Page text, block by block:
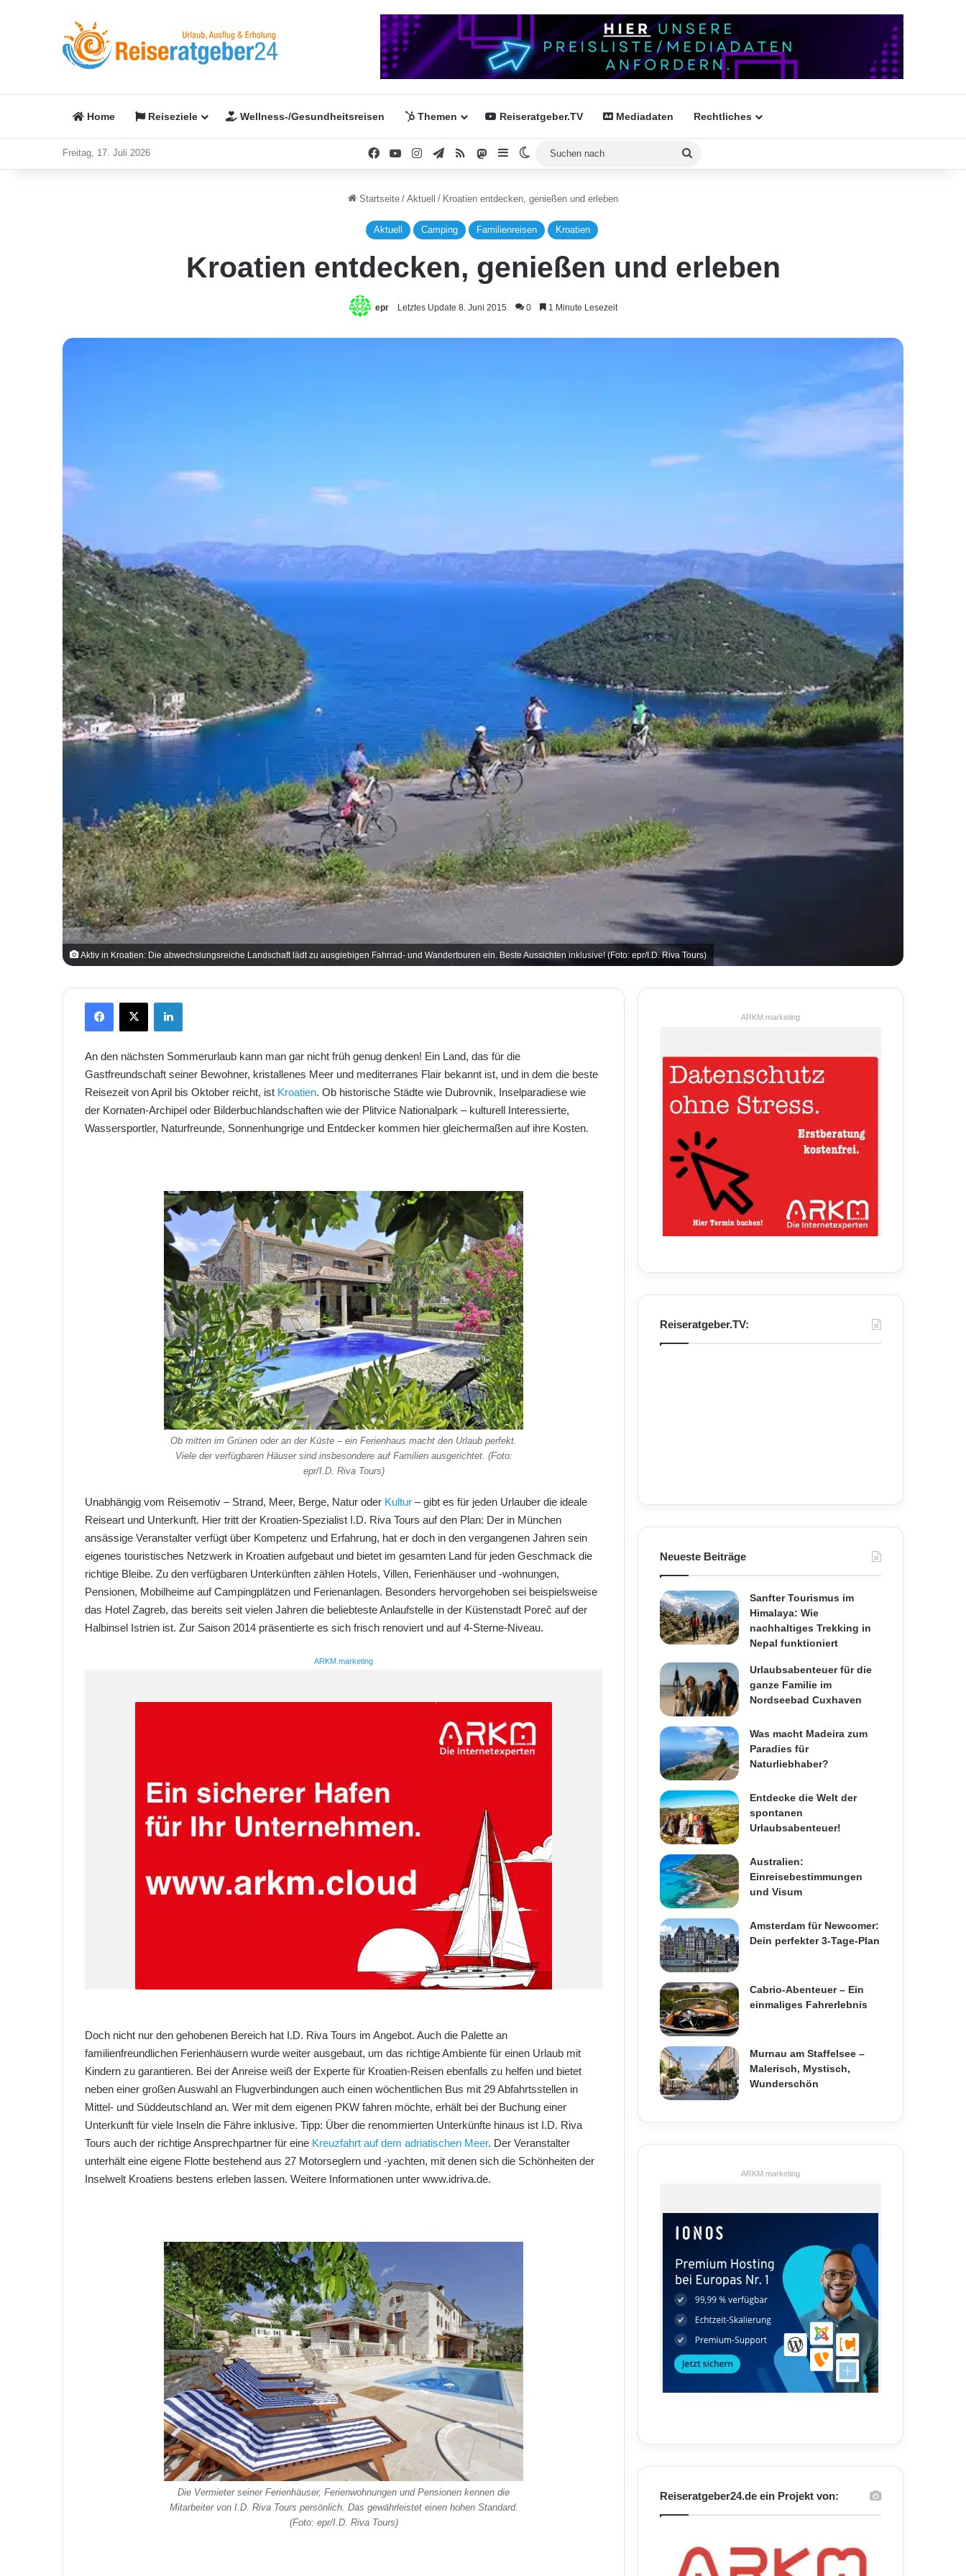
Home Reiseziele Wellness-/Gesundheitsreisen Themen Reiseratgeber.TV Mediadaten Rechtliches
Freitag, 17. Juli 2026 FacebookYouTubeInstagramTelegram
RSS Mastodon
SidebarSkin umschalten
Startseite / Aktuell / Kroatien entdecken, genießen und erleben
Aktuell Camping Familienreisen Kroatien
Kroatien entdecken, genießen und erleben
epr Letztes Update 8. Juni 2015 0 1 Minute Lesezeit
Aktiv in Kroatien: Die abwechslungsreiche Landschaft lädt zu ausgiebigen Fahrrad- und Wandertouren ein. Beste Aussichten inklusive! (Foto: epr/I.D. Riva Tours)
X
An den nächsten Sommerurlaub kann man gar nicht früh genug denken! Ein Land, das für die
Gastfreundschaft seiner Bewohner, kristallenes Meer und mediterranes Flair bekannt ist, und in dem die beste
Reisezeit von April bis Oktober reicht, ist Kroatien. Ob historische Städte wie Dubrovnik, Inselparadiese wie
der Kornaten-Archipel oder Bilderbuchlandschaften wie der Plitvice Nationalpark – kulturell Interessierte,
Wassersportler, Naturfreunde, Sonnenhungrige und Entdecker kommen hier gleichermaßen auf ihre Kosten.
Ob mitten im Grünen oder an der Küste – ein Ferienhaus macht den Urlaub perfekt.
Viele der verfügbaren Häuser sind insbesondere auf Familien ausgerichtet. (Foto:
epr/I.D. Riva Tours)
Unabhängig vom Reisemotiv – Strand, Meer, Berge, Natur oder Kultur – gibt es für jeden Urlauber die ideale
Reiseart und Unterkunft. Hier tritt der Kroatien-Spezialist I.D. Riva Tours auf den Plan: Der in München
ansässige Veranstalter verfügt über Kompetenz und Erfahrung, hat er doch in den vergangenen Jahren sein
eigenes touristisches Netzwerk in Kroatien aufgebaut und bietet im gesamten Land für jeden Geschmack die
richtige Bleibe. Zu den verfügbaren Unterkünften zählen Hotels, Villen, Ferienhäuser und -wohnungen,
Pensionen, Mobilheime auf Campingplätzen und Ferienanlagen. Besonders hervorgehoben sei beispielsweise
das Hotel Zagreb, das bereits seit vielen Jahren die beliebteste Anlaufstelle in der Küstenstadt Poreč auf der
Halbinsel Istrien ist. Zur Saison 2014 präsentierte es sich frisch renoviert und auf 4-Sterne-Niveau.
ARKM.marketing
Doch nicht nur den gehobenen Bereich hat I.D. Riva Tours im Angebot. Auch die Palette an
familienfreundlichen Ferienhäusern wurde weiter ausgebaut, um das richtige Ambiente für einen Urlaub mit
Kindern zu garantieren. Bei der Anreise weiß der Experte für Kroatien-Reisen ebenfalls zu helfen und bietet
neben einer großen Auswahl an Flugverbindungen auch einen wöchentlichen Bus mit 29 Abfahrtsstellen in
Mittel- und Süddeutschland an. Wer mit dem eigenen PKW fahren möchte, erhält bei der Buchung einer
Unterkunft für viele Inseln die Fähre inklusive. Tipp: Über die renommierten Unterkünfte hinaus ist I.D. Riva
Tours auch der richtige Ansprechpartner für eine Kreuzfahrt auf dem adriatischen Meer. Der Veranstalter
unterhält eine eigene Flotte bestehend aus 27 Motorseglern und -yachten, mit denen sich die Schönheiten der
Inselwelt Kroatiens bestens erleben lassen. Weitere Informationen unter www.idriva.de.
Die Vermieter seiner Ferienhäuser, Ferienwohnungen und Pensionen kennen die
Mitarbeiter von I.D. Riva Tours persönlich. Das gewährleistet einen hohen Standard.
(Foto: epr/I.D. Riva Tours)
ARKM.marketing
Reiseratgeber.TV:
Neueste Beiträge
Sanfter Tourismus im
Himalaya: Wie
nachhaltiges Trekking in
Nepal funktioniert
Urlaubsabenteuer für die
ganze Familie im
Nordseebad Cuxhaven
Was macht Madeira zum
Paradies für
Naturliebhaber?
Entdecke die Welt der
spontanen
Urlaubsabenteuer!
Australien:
Einreisebestimmungen
und Visum
Amsterdam für Newcomer:
Dein perfekter 3-Tage-Plan
Cabrio-Abenteuer – Ein
einmaliges Fahrerlebnis
Murnau am Staffelsee –
Malerisch, Mystisch,
Wunderschön
ARKM.marketing
Reiseratgeber24.de ein Projekt von: